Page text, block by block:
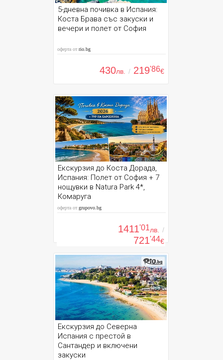
5-дневна почивка в Испания:
Коста Брава със закуски и
вечери и полет от София
оферта отrio.bg
430лв. / 219'86€
Екскурзия до Коста Дорада,
Испания: Полет от София + 7
нощувки в Natura Park 4*,
Комаруга
оферта отgrupovo.bg
1411'01лв. /
721'44€
Екскурзия до Северна
Испания с престой в
Сантандер и включени
закуски